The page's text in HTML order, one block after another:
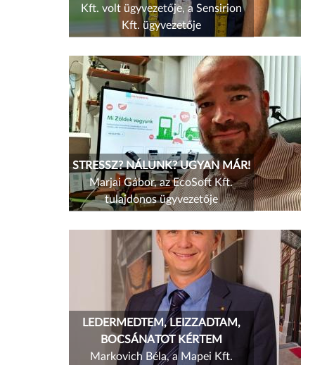
Kft. volt ügyvezetője, a Sensirion
Kft. ügyvezetője
STRESSZ? NÁLUNK? UGYAN MÁR!
Marjai Gábor, az EcoSoft Kft.
tulajdonos ügyvezetője
LEDERMEDTEM, LEIZZADTAM,
BOCSÁNATOT KÉRTEM
Markovich Béla, a Mapei Kft.